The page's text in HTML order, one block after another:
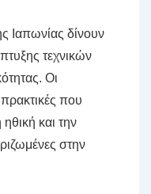
Ιαπωνίας δίνουν
τεχνικών
Οι
που
και την
στην